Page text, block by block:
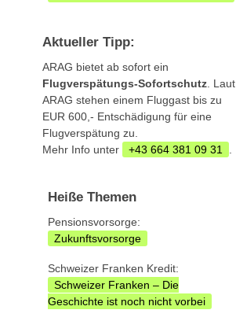
Aktueller Tipp:
ARAG bietet ab sofort ein
Flugverspätungs-Sofortschutz . Laut
ARAG stehen einem Fluggast bis zu
EUR 600,- Entschädigung für eine
Flugverspätung zu.
Mehr Info unter
+43 664 381 09 31
Heiße Themen
Pensionsvorsorge:
Zukunftsvorsorge
Schweizer Franken Kredit:
Schweizer Franken – Die
Geschichte ist noch nicht vorbei